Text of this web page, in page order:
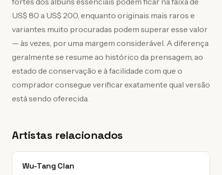
US$ 80 a US$ 200, enquanto originais mais raros e
variantes muito procuradas podem superar esse valor
— às vezes, por uma margem considerável. A diferença
geralmente se resume ao histórico da prensagem, ao
estado de conservação e à facilidade com que o
comprador consegue verificar exatamente qual versão
está sendo oferecida.
Artistas relacionados
Wu-Tang Clan